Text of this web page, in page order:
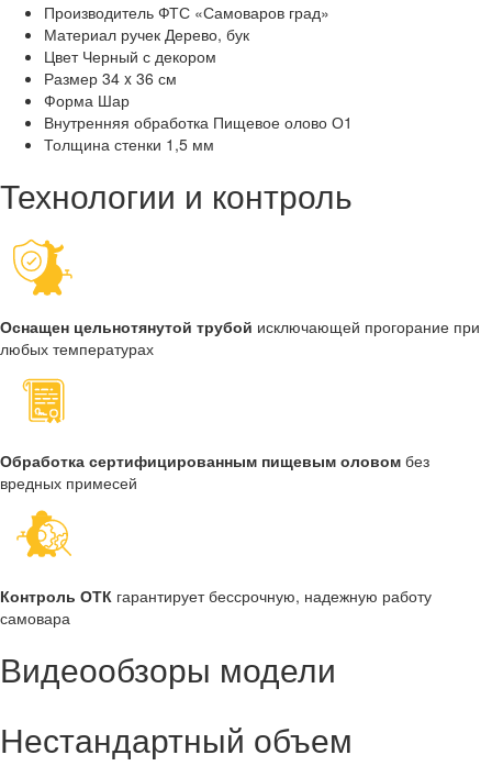
Производитель ФТС «Самоваров град»
Материал ручек Дерево, бук
Цвет Черный с декором
Размер 34 x 36 см
Форма Шар
Внутренняя обработка Пищевое олово О1
Толщина стенки 1,5 мм
Технологии и контроль
Оснащен цельнотянутой трубой исключающей прогорание при
любых температурах
Обработка сертифицированным пищевым оловом без
вредных примесей
Контроль ОТК гарантирует бессрочную, надежную работу
самовара
Видеообзоры модели
Нестандартный объем